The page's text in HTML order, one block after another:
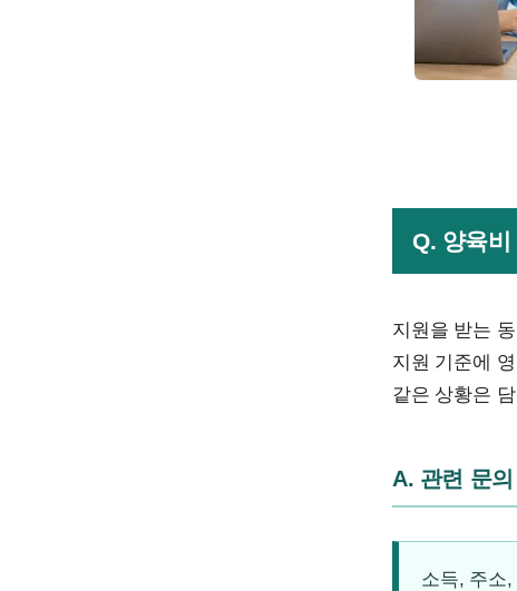
Q. 양육
지원을 받는
지원 기준에
같은 상황은
A. 관련 문의
소득, 주소